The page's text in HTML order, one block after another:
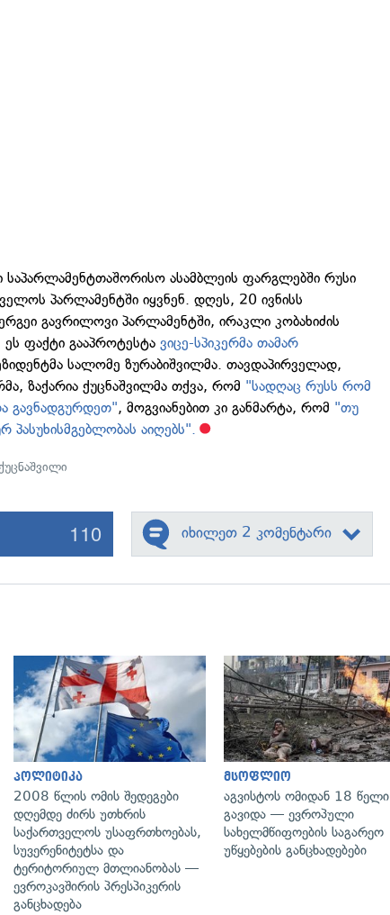
ასამბლეის ფარგლებში რუსი
პარლამენტში იყვნენ. დღეს, 20 ივნისს
გავრილოვი პარლამენტში, ირაკლი კობახიძის
ეს ფაქტი გააპროტესტავიცე-სპიკერმა თამარ
სალომე ზურაბიშვილმა. თავდაპირველად,
ზაქარია ქუცნაშვილმა თქვა, რომ "სადღაც რუსს რომ
გავნადგურდეთ", მოგვიანებით კი განმარტა, რომ "თუ
პასუხისმგებლობას აიღებს".
110 იხილეთ 2 კომენტარი
გადახედვა გადახედვა
პოლიტიკა
2008 წლის ომის შედეგები
დღემდე ძირს უთხრის
საქართველოს უსაფრთხოებას,
სუვერენიტეტსა და
ტერიტორიულ მთლიანობას —
ევროკავშირის პრესპიკერის
განცხადება
მსოფლიო
აგვისტოს ომიდან 18 წელი
გავიდა — ევროპული
სახელმწიფოების საგარეო
უწყებების განცხადებები